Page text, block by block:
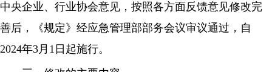
中央企业、行业协会意见，按照各方面反馈意见修改完
善后，《规定》经应急管理部部务会议审议通过，自
2024年3月1日起施行。